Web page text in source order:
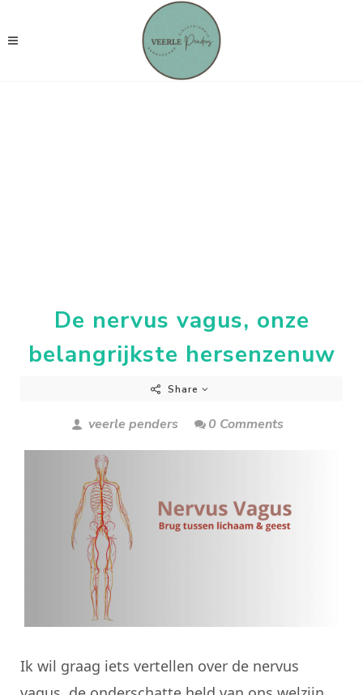
De nervus vagus, onze
belangrijkste hersenzenuw
Share
veerle penders 0 Comments
Ik wil graag iets vertellen over de nervus